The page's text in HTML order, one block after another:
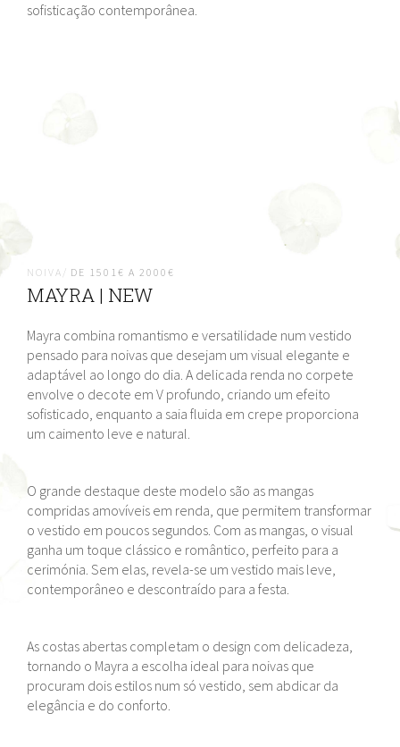
sofisticação contemporânea.
NOIVA/ DE 1501€ A 2000€
MAYRA | NEW
Mayra combina romantismo e versatilidade num vestido
pensado para noivas que desejam um visual elegante e
adaptável ao longo do dia. A delicada renda no corpete
envolve o decote em V profundo, criando um efeito
sofisticado, enquanto a saia fluida em crepe proporciona
um caimento leve e natural.
O grande destaque deste modelo são as mangas
compridas amovíveis em renda, que permitem transformar
o vestido em poucos segundos. Com as mangas, o visual
ganha um toque clássico e romântico, perfeito para a
cerimónia. Sem elas, revela-se um vestido mais leve,
contemporâneo e descontraído para a festa.
As costas abertas completam o design com delicadeza,
tornando o Mayra a escolha ideal para noivas que
procuram dois estilos num só vestido, sem abdicar da
elegância e do conforto.